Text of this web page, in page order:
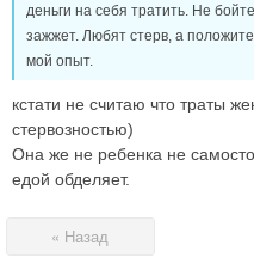
деньги на себя тратить. Не
зажжет. Любят стерв, а
мой опыт.
кстати не считаю что траты
стервозностью)
Она же не ребенка не
едой обделяет.
« Назад